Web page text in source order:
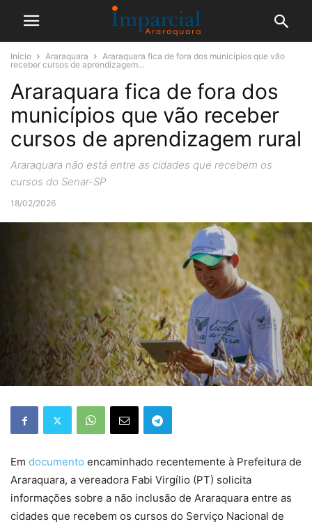
Início Araraquara
Araraquara fica de fora dos municípios que vão
receber cursos de aprendizagem...
Araraquara fica de fora dos
municípios que vão receber
cursos de aprendizagem rural
Araraquara não está entre as cidades que recebem os
cursos do Senar-SP
18/02/2026
Em documento encaminhado recentemente à Prefeitura de
Araraquara, a vereadora Fabi Virgílio (PT) solicita
informações sobre a não inclusão de Araraquara entre as
cidades que recebem os cursos do Serviço Nacional de